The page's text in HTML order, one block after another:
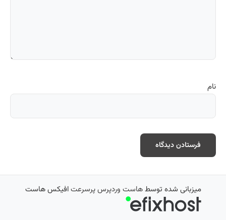
نام
میزبانی شده توسطهاست وردپرس پرسرعتافیکس هاست